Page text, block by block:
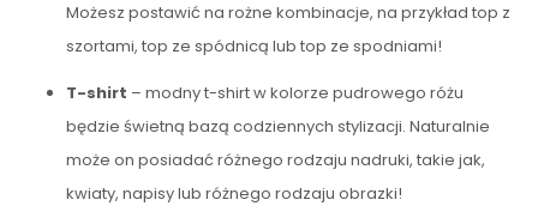
Możesz postawić na rożne kombinacje, na przykład top z
szortami, top ze spódnicą lub top ze spodniami!
T-shirt – modny t-shirt w kolorze pudrowego różu
będzie świetną bazą codziennych stylizacji. Naturalnie
może on posiadać różnego rodzaju nadruki, takie jak,
kwiaty, napisy lub różnego rodzaju obrazki!